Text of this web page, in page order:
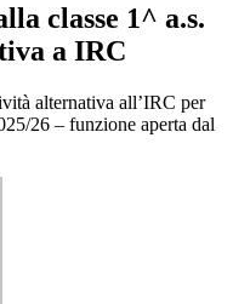
classe 1^ a.s.
a IRC
alternativa all’IRC per
26 – funzione aperta dal